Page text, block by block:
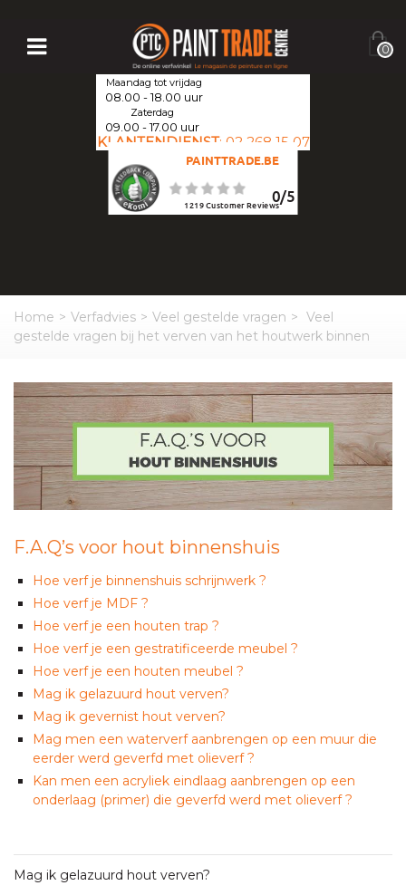
0
Maandag tot vrijdag
08.00 - 18.00 uur
Zaterdag
09.00 - 17.00 uur
KLANTENDIENST: 02 268 15 07
PAINTTRADE.BE
0/5
1219Customer Reviews
Home > Verfadvies > Veel gestelde vragen > Veel
gestelde vragen bij het verven van het houtwerk binnen
F.A.Q’s voor hout binnenshuis
Hoe verf je binnenshuis schrijnwerk ?
Hoe verf je MDF ?
Hoe verf je een houten trap ?
Hoe verf je een gestratificeerde meubel ?
Hoe verf je een houten meubel ?
Mag ik gelazuurd hout verven?
Mag ik gevernist hout verven?
Mag men een waterverf aanbrengen op een muur die
eerder werd geverfd met olieverf ?
Kan men een acryliek eindlaag aanbrengen op een
onderlaag (primer) die geverfd werd met olieverf ?
Mag ik gelazuurd hout verven?